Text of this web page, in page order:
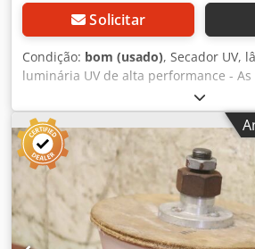
Solicitar
Condição: bom (usado), Secador UV,
luminária UV de alta performance -
provenientes de uma secagem de
trabalho: 1400 mm - Carcaça dupla
Faixa UV: 180 - 450 nm - Tipo de tubo
Potência do irradiador: 80 W/cm -
UV com 2 tubos cada - Preço: por
acessórios: disponíveis por um custo
e 2x ID13949 ou ID13950) -
- Peso: 126 kg/peça